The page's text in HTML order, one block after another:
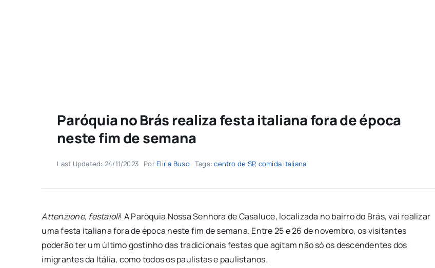
Paróquia no Brás realiza festa italiana fora de época
neste fim de semana
Last Updated: 24/11/2023 PorEliria Buso Tags:centro de SP, comida italiana
Attenzione, festaioli! A Paróquia Nossa Senhora de Casaluce, localizada no bairro do Brás, vai realizar
uma festa italiana fora de época neste fim de semana. Entre 25 e 26 de novembro, os visitantes
poderão ter um último gostinho das tradicionais festas que agitam não só os descendentes dos
imigrantes da Itália, como todos os paulistas e paulistanos.